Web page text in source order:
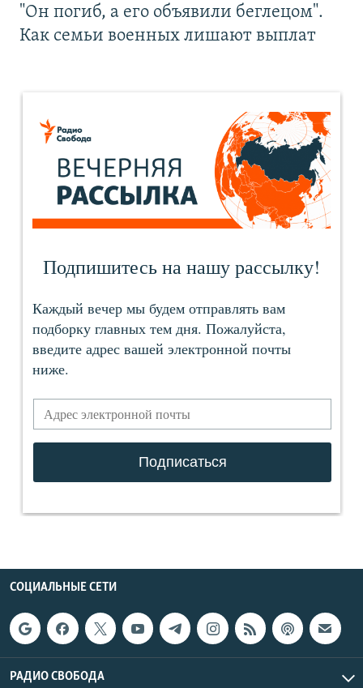
"Он погиб, а его объявили беглецом".
Как семьи военных лишают выплат
СОЦИАЛЬНЫЕ СЕТИ
РАДИО СВОБОДА